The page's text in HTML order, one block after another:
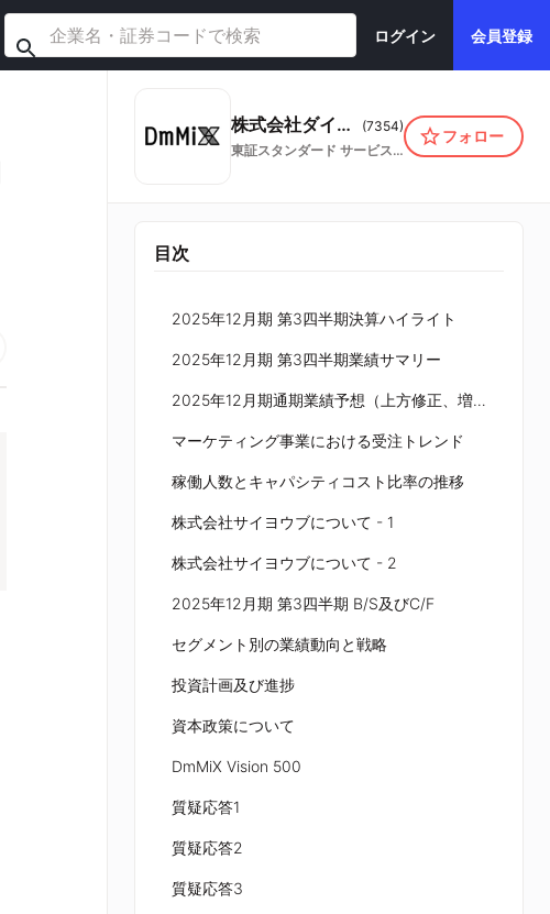
ログイン 会員登録
株式会社ダイレクトマーケティングミックス (7354)
東証スタンダード サービス業
フォロー
目次
2025年12月期 第3四半期決算ハイライト
2025年12月期 第3四半期業績サマリー
2025年12月期通期業績予想（上方修正、増配）
マーケティング事業における受注トレンド
稼働人数とキャパシティコスト比率の推移
株式会社サイヨウブについて - 1
株式会社サイヨウブについて - 2
2025年12月期 第3四半期 B/S及びC/F
セグメント別の業績動向と戦略
投資計画及び進捗
資本政策について
DmMiX Vision 500
質疑応答1
質疑応答2
質疑応答3